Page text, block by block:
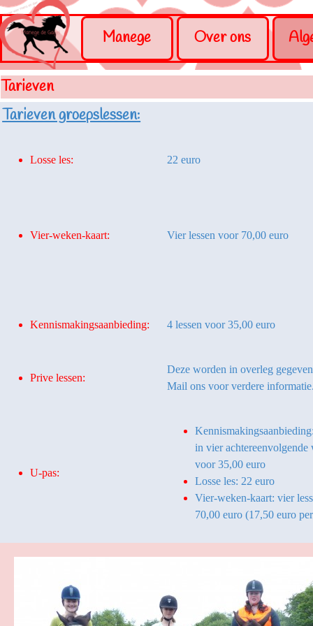
Ga naar de inhoud
Menu overslaan
Manege Over ons
Tarieven
Tarieven groepslessen:
Losse les: 22 euro
Vier-weken-kaart: Vier lessen voor 70,00 euro
Kennismakingsaanbieding: 4 lessen voor 35,00 euro
Prive lessen:
Deze worden in overleg
Mail ons voor verdere
U-pas:
in vier achtereenvolgende
voor 35,00 euro
Losse les: 22 euro
Vier-weken-kaart: vier
70,00 euro (17,50 euro